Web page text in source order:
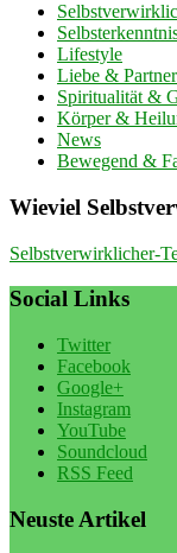
Lifestyle
Liebe &
Spiritualität &
Körper &
News
Bewegend &
Wieviel
Selbstverwirklicher-
Social Links
Twitter
Facebook
Google+
Instagram
YouTube
Soundcloud
RSS Feed
Neuste Artikel